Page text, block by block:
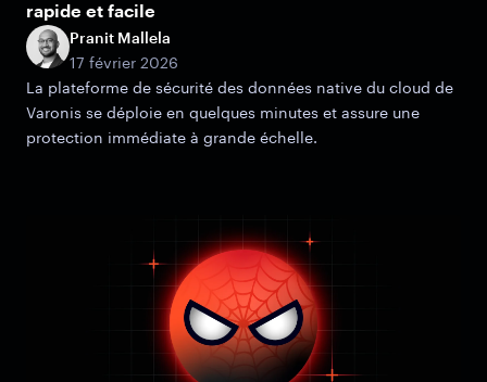
rapide et facile
Pranit Mallela
17 février 2026
La plateforme de sécurité des données native du cloud de
Varonis se déploie en quelques minutes et assure une
protection immédiate à grande échelle.